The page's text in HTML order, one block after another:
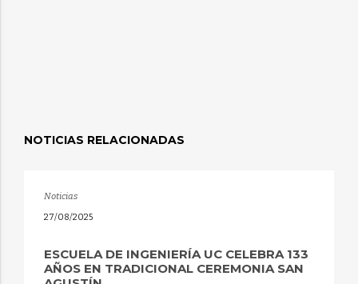
NOTICIAS RELACIONADAS
Noticias
27/08/2025
ESCUELA DE INGENIERÍA UC CELEBRA 133
AÑOS EN TRADICIONAL CEREMONIA SAN